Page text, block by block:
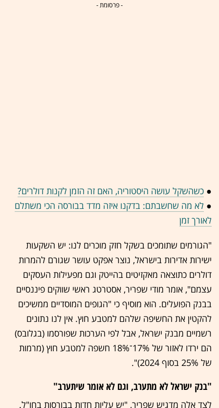
- פרסומת -
● כשהשקל עושה היסטוריה, האם זה הזמן לקנות דולרים?
● לא מה שחשבתם: בדקנו איזה מדד בבורסה הכי משתלם
לאורך זמן
"הגורמים שתומכים בשקל חזק מוכרים לנו: יש השקעות
ישירות אדירות בישראל, נוצר אפקט עושר שגורם להמרות
דולרים כתוצאה מאקזיטים בהייטק וגם מפעילות העסקים
עצמם", אומר מודי שפריר, אסטרטג ראשי שווקים פיננסיים
בבנק הפועלים. הוא מוסיף כי "הגופים המוסדיים ממשיכים
להקטין את החשיפה שלהם למטבע חוץ. אין לנו נתונים
רשמיים מבנק ישראל, אבל לפי הערכות שפורסמו (בגלובס)
הם ירדו לאזור של 17%־18% חשפה למטבע חוץ (מרמות
של 25% בסוף 2024)".
"בנק ישראל לא מתערב, וגם לא אומר שיתערב"
לצד אלה מדגיש שפריר, "יש עליות חדות בבורסות בחו"ל.